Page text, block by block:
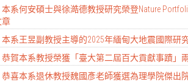
本系何安碩士與徐澔德教授研究榮登Nature
章
本系王昱副教授主導的2025年緬甸大地震國際研
恭賀本系教授榮獲「臺大第二屆百大貢獻事蹟」
恭喜本系退休教授魏國彥老師獲選為理學院傑出